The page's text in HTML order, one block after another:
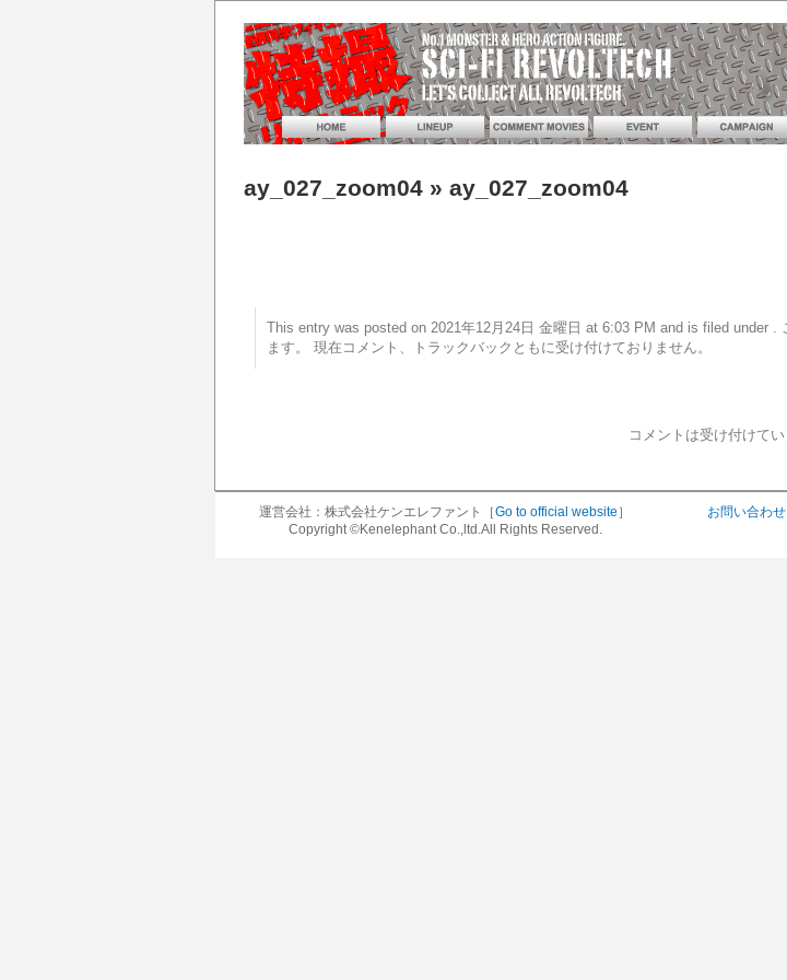
ay_027_zoom04 » ay_027_zoom04
This entry was posted on 2021年12月24日 金曜日 at 6:03 PM and is filed under .
ます。 現在コメント、トラックバックともに受け付けておりません。
コメントは受け付けてい
運営会社：株式会社ケンエレファント［Go to official website ］
Copyright ©Kenelephant Co.,ltd.All Rights Reserved.
お問い合わせ